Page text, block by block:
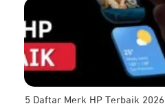
5 Daftar Merk HP Terbaik 2026